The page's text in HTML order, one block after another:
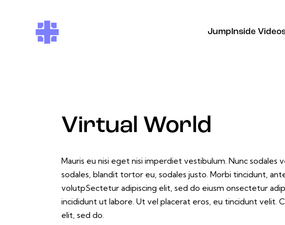
JumpInside
Virtual World
Mauris eu nisi eget nisi imperdiet vestibulum. Nunc sodales
sodales, blandit tortor eu, sodales justo. Morbi tincidunt,
volutpSectetur adipiscing elit, sed do eiusm onsectetur
incididunt ut labore. Ut vel placerat eros, eu tincidunt velit.
elit, sed do.